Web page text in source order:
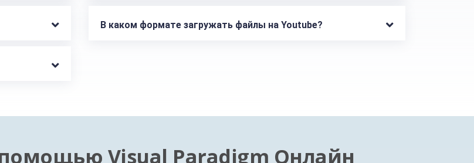
В каком формате загружать файлы на Youtube?
Visual Paradigm Онлайн